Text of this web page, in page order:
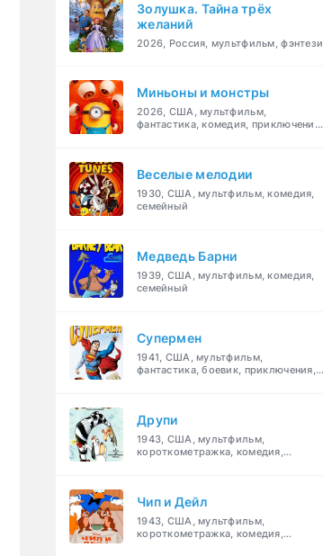
Золушка. Тайна трёх
желаний
2026, Россия, мультфильм, фэнтези
Миньоны и монстры
2026, США, мультфильм,
фантастика, комедия, приключения,
Веселые мелодии
1930, США, мультфильм, комедия,
семейный
Медведь Барни
1939, США, мультфильм, комедия,
семейный
Супермен
1941, США, мультфильм,
фантастика, боевик, приключения,
Друпи
1943, США, мультфильм,
короткометражка, комедия,
Чип и Дейл
1943, США, мультфильм,
короткометражка, комедия,